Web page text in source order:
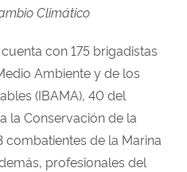
Climático
con 175 brigadistas
Ambiente y de los
(IBAMA), 40 del
la Conservación de la
combatientes de la Marina
profesionales del